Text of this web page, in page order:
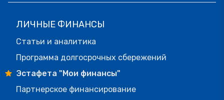
ЛИЧНЫЕ ФИНАНСЫ
Статьи и аналитика
Программа долгосрочных сбережений
Эстафета "Мои финансы"
Партнерское финансирование